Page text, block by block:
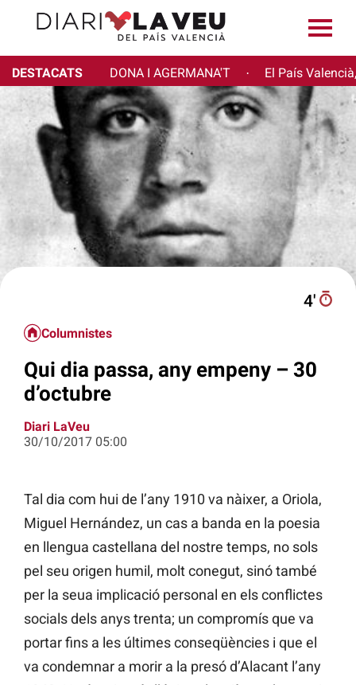
DESTACATS DONA I AGERMANA'T · El País
4′
Columnistes
Qui dia passa, any empeny – 30
d’octubre
Diari LaVeu
30/10/2017 05:00
Tal dia com hui de l’any 1910 va nàixer, a Oriola,
Miguel Hernández, un cas a banda en la poesia
en llengua castellana del nostre temps, no sols
pel seu origen humil, molt conegut, sinó també
per la seua implicació personal en els conflictes
socials dels anys trenta; un compromís que va
portar fins a les últimes conseqüències i que el
va condemnar a morir a la presó d’Alacant l’any